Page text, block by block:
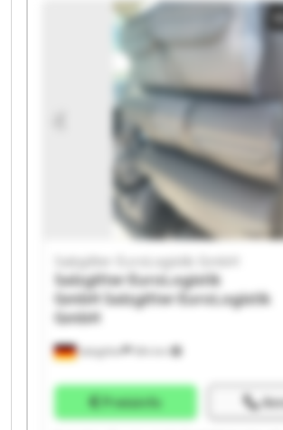
Salzgitter
Salzgitter EuroLogistik GmbH
Salzgitter EuroLogistik
GmbH Salzgitter EuroLogistik
GmbH
Preisinfo